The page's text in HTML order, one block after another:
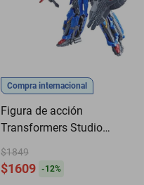
Compra internacional
Figura de acción
Transformers Studio
Series Nemesis Prime
$1849
$1609 -12%